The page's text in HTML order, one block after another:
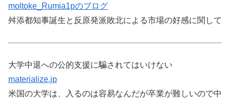
moltoke_Rumia1pのブログ
舛添都知事誕生と反原発派敗北による市場の好感に関して
大学中退への公的支援に騙されてはいけない
materialize.jp
米国の大学は、入るのは容易なんだが卒業が難しいので中